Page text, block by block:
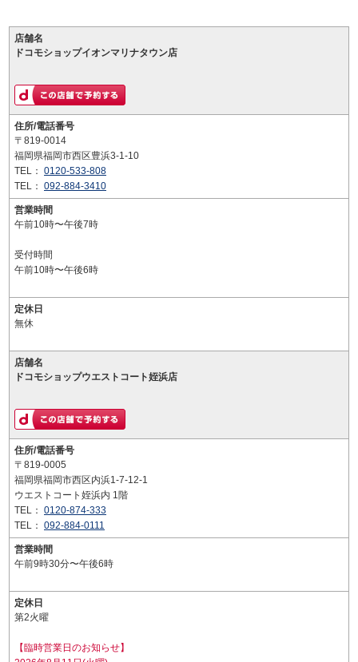
店舗名
ドコモショップイオンマリナタウン店
住所/電話番号
〒819-0014
福岡県福岡市西区豊浜3-1-10
TEL： 0120-533-808
TEL： 092-884-3410
営業時間
午前10時〜午後7時
受付時間
午前10時〜午後6時
定休日
無休
店舗名
ドコモショップウエストコート姪浜店
住所/電話番号
〒819-0005
福岡県福岡市西区内浜1-7-12-1
ウエストコート姪浜内 1階
TEL： 0120-874-333
TEL： 092-884-0111
営業時間
午前9時30分〜午後6時
定休日
第2火曜
【臨時営業日のお知らせ】